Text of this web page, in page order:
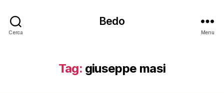
Cerca
Bedo
Menu
Tag: giuseppe masi